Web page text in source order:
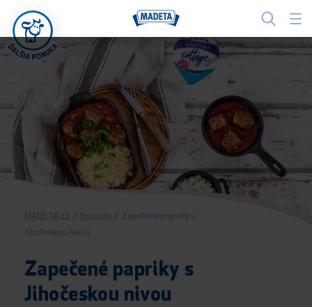
MADETA.cz / Recepty /
Zapečené papriky s
Jihočeskou nivou
Zapečené papriky s
Jihočeskou nivou